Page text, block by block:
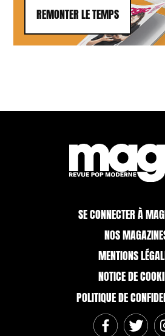
REMONTER LE TEMPS
SE CONNECTER À
NOS
MENTIONS
NOTICE DE
POLITIQUE DE